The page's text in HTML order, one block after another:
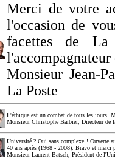
Merci de votre
l'occasion de
facettes de
Monsieur Jean-
La Poste
L'éthique est un combat de tous les jours.
Monsieur Christophe Barbier, Directeur de
Université ? Oui sans complexe ! Ouverte
40 ans après (1968 - 2008). Bravo et merci
Monsieur Laurent Batsch, Président de